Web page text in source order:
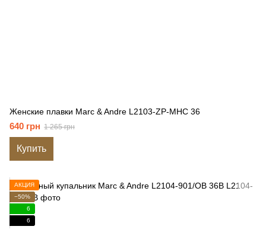
Женские плавки Marc & Andre L2103-ZP-MHC 36
640 грн 1 265 грн
Купить
АКЦИЯ
−50%
6
6